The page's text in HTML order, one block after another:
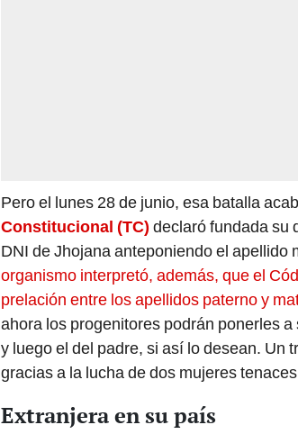
Pero el lunes 28 de junio, esa batalla
Constitucional (TC) declaró fundada su
DNI de Jhojana anteponiendo el apellido
organismo interpretó, además, que el
prelación entre los apellidos paterno y
ahora los progenitores podrán ponerles
y luego el del padre, si así lo desean. Un
gracias a la lucha de dos mujeres
Extranjera en su país